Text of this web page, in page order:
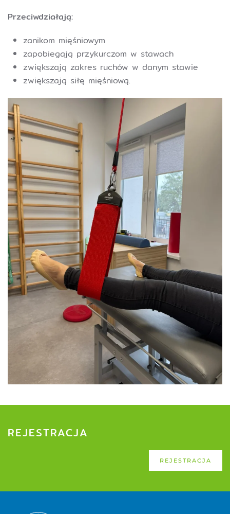
Przeciwdziałają:
zanikom mięśniowym
zapobiegają przykurczom w stawach
zwiększają zakres ruchów w danym stawie
zwiększają siłę mięśniową.
REJESTRACJA
REJESTRACJA